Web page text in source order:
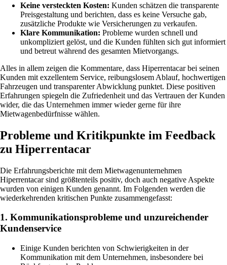
Keine versteckten Kosten: Kunden schätzen die transparente
Preisgestaltung und berichten, dass es keine Versuche gab,
zusätzliche Produkte wie Versicherungen zu verkaufen.
Klare Kommunikation: Probleme wurden schnell und
unkompliziert gelöst, und die Kunden fühlten sich gut informiert
und betreut während des gesamten Mietvorgangs.
Alles in allem zeigen die Kommentare, dass Hiperrentacar bei seinen
Kunden mit exzellentem Service, reibungslosem Ablauf, hochwertigen
Fahrzeugen und transparenter Abwicklung punktet. Diese positiven
Erfahrungen spiegeln die Zufriedenheit und das Vertrauen der Kunden
wider, die das Unternehmen immer wieder gerne für ihre
Mietwagenbedürfnisse wählen.
Probleme und Kritikpunkte im Feedback
zu Hiperrentacar
Die Erfahrungsberichte mit dem Mietwagenunternehmen
Hiperrentacar sind größtenteils positiv, doch auch negative Aspekte
wurden von einigen Kunden genannt. Im Folgenden werden die
wiederkehrenden kritischen Punkte zusammengefasst:
1. Kommunikationsprobleme und unzureichender
Kundenservice
Einige Kunden berichten von Schwierigkeiten in der
Kommunikation mit dem Unternehmen, insbesondere bei